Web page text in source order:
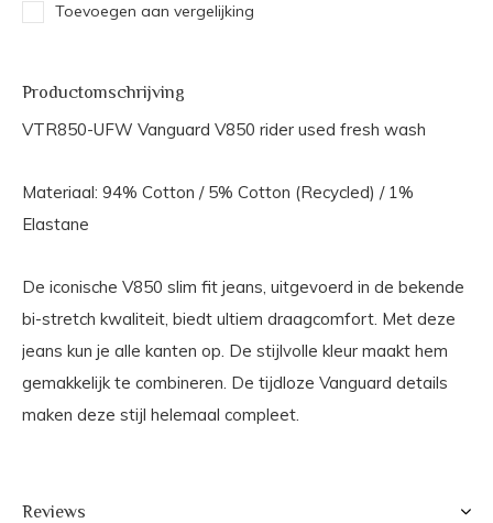
Toevoegen aan vergelijking
Productomschrijving
VTR850-UFW Vanguard V850 rider used fresh wash
Materiaal: 94% Cotton / 5% Cotton (Recycled) / 1%
Elastane
De iconische V850 slim fit jeans, uitgevoerd in de bekende
bi-stretch kwaliteit, biedt ultiem draagcomfort. Met deze
jeans kun je alle kanten op. De stijlvolle kleur maakt hem
gemakkelijk te combineren. De tijdloze Vanguard details
maken deze stijl helemaal compleet.
Reviews